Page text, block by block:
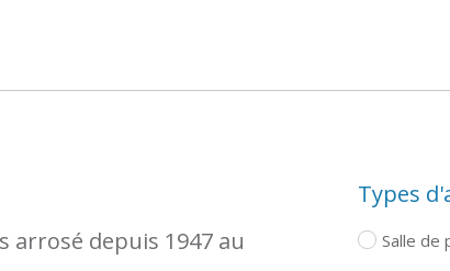
arrosé depuis 1947 au
Types
Salle de